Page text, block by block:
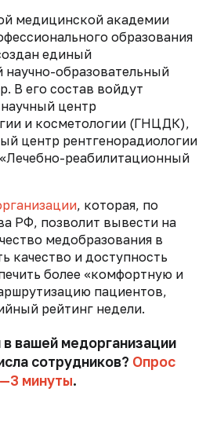
медицинской академии
образования
единый
образовательный
В его состав войдут
центр
и косметологии (ГНЦДК),
центр рентгенорадиологии
реабилитационный
, которая, по
РФ, позволит вывести на
медобразования в
и доступность
более «комфортную и
пациентов,
рейтинг недели.
вашей медорганизации
сотрудников? Опрос
минуты.